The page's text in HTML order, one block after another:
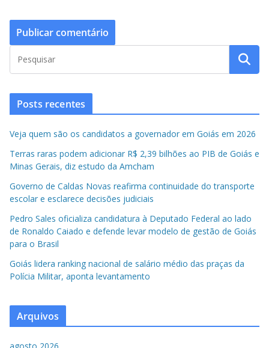
Posts recentes
Veja quem são os candidatos a governador em Goiás em 2026
Terras raras podem adicionar R$ 2,39 bilhões ao PIB de Goiás e
Minas Gerais, diz estudo da Amcham
Governo de Caldas Novas reafirma continuidade do transporte
escolar e esclarece decisões judiciais
Pedro Sales oficializa candidatura à Deputado Federal ao lado
de Ronaldo Caiado e defende levar modelo de gestão de Goiás
para o Brasil
Goiás lidera ranking nacional de salário médio das praças da
Polícia Militar, aponta levantamento
Arquivos